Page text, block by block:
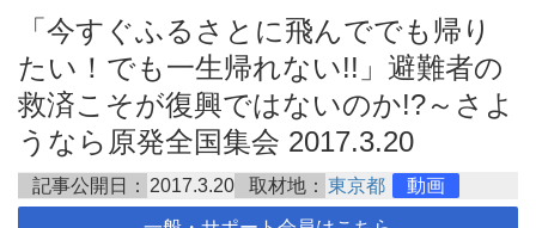
「今すぐふるさとに飛んででも帰り
たい！でも一生帰れない!!」避難者の
救済こそが復興ではないのか!?～さよ
うなら原発全国集会 2017.3.20
記事公開日： 2017.3.20 取材地： 東京都 動画